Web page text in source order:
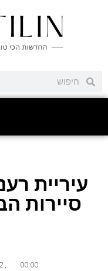
עיריית
סיירות
00:00
, 22 יוני 2011